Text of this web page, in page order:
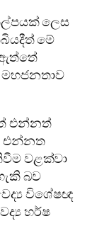
ලෙස
මේ
එන්නත්
එන්නත
වළක්වා
බව
විශේෂඥ
හර්ෂ